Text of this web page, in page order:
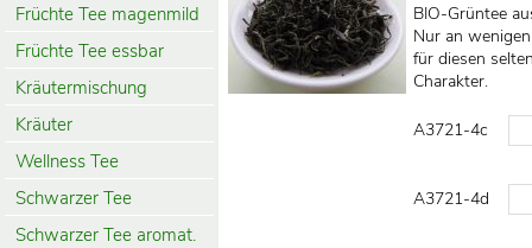
Früchte Tee magenmild
Früchte Tee essbar
Kräutermischung
Kräuter
Wellness Tee
Schwarzer Tee
Schwarzer Tee aromat.
BIO-Grüntee
Nur an
für diesen
Charakter.
A3721-4c
A3721-4d